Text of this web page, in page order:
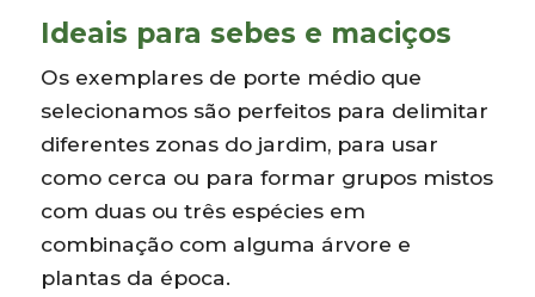
Ideais para sebes e maciços
Os exemplares de porte médio que
selecionamos são perfeitos para delimitar
diferentes zonas do jardim, para usar
como cerca ou para formar grupos mistos
com duas ou três espécies em
combinação com alguma árvore e
plantas da época.